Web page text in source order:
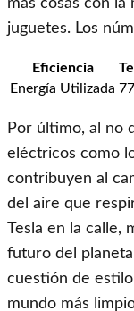
más cosas con
juguetes. Los
Eficiencia
Energía Utilizada
Por último, al no
eléctricos como
contribuyen al
del aire que
Tesla en la calle,
futuro del
cuestión de
mundo más